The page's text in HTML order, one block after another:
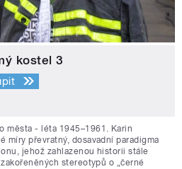
kostel 3
města - léta 1945–1961. Karin
míry převratný, dosavadní paradigma
jehož zahlazenou historii stále
stereotypů o „černé